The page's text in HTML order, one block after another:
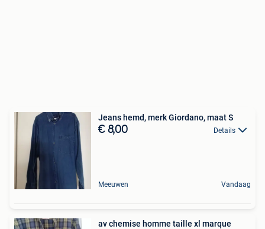
Jeans hemd, merk Giordano, maat S
€ 8,00 Details
Meeuwen Vandaag
av chemise homme taille xl marque